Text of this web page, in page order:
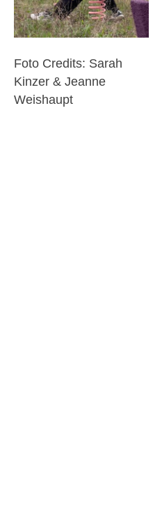
Foto Credits: Sarah
Kinzer & Jeanne
Weishaupt